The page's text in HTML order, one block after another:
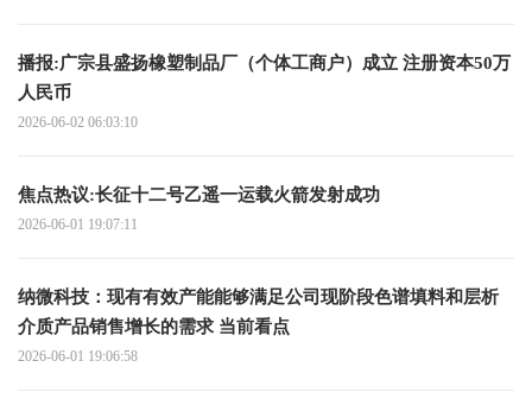
播报:广宗县盛扬橡塑制品厂（个体工商户）成立 注册资本50万
人民币
2026-06-02 06:03:10
焦点热议:长征十二号乙遥一运载火箭发射成功
2026-06-01 19:07:11
纳微科技：现有有效产能能够满足公司现阶段色谱填料和层析
介质产品销售增长的需求 当前看点
2026-06-01 19:06:58